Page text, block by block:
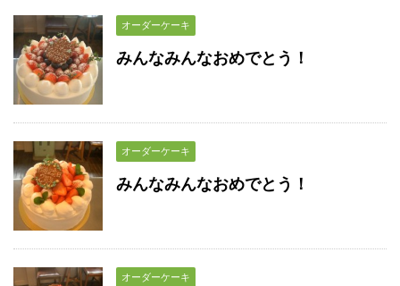
オーダーケーキ
みんなみんなおめでとう！
オーダーケーキ
みんなみんなおめでとう！
オーダーケーキ